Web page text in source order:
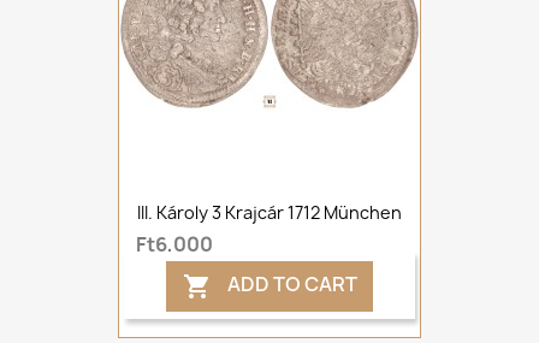
III. Károly 3 Krajcár 1712 München
Ft6,000
 ADD TO CART